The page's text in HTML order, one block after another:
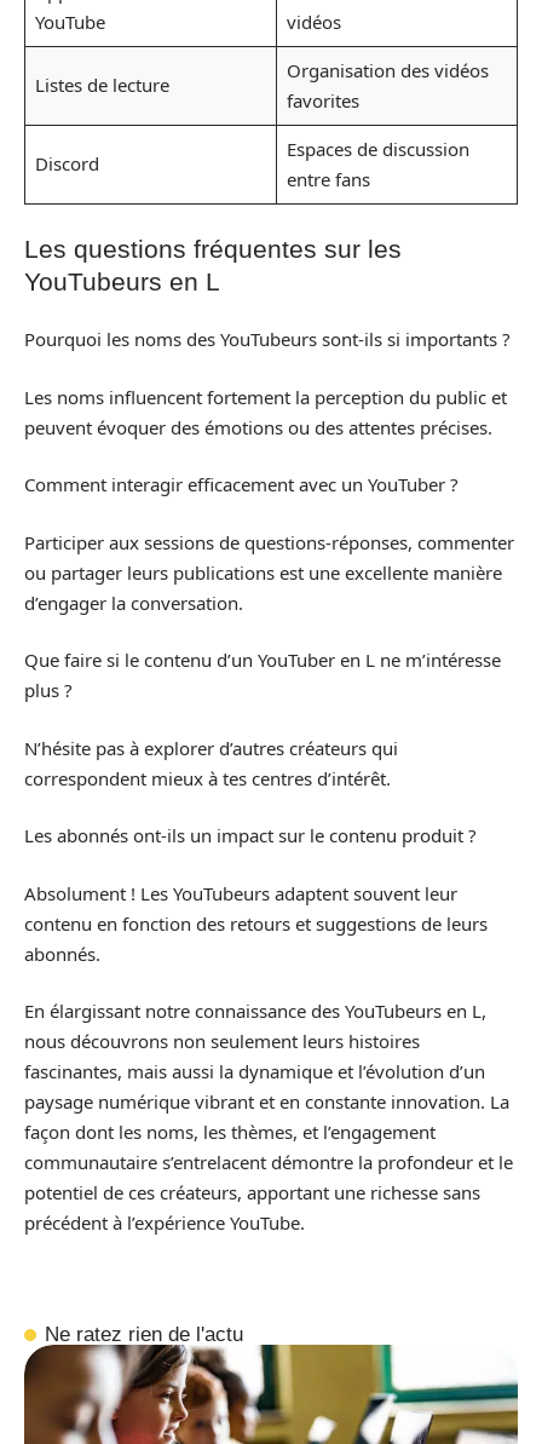
YouTube
vidéos
Listes de lecture
Organisation des vidéos
favorites
Discord
Espaces de discussion
entre fans
Les questions fréquentes sur les
YouTubeurs en L
Pourquoi les noms des YouTubeurs sont-ils si importants ?
Les noms influencent fortement la perception du public et
peuvent évoquer des émotions ou des attentes précises.
Comment interagir efficacement avec un YouTuber ?
Participer aux sessions de questions-réponses, commenter
ou partager leurs publications est une excellente manière
d’engager la conversation.
Que faire si le contenu d’un YouTuber en L ne m’intéresse
plus ?
N’hésite pas à explorer d’autres créateurs qui
correspondent mieux à tes centres d’intérêt.
Les abonnés ont-ils un impact sur le contenu produit ?
Absolument ! Les YouTubeurs adaptent souvent leur
contenu en fonction des retours et suggestions de leurs
abonnés.
En élargissant notre connaissance des YouTubeurs en L,
nous découvrons non seulement leurs histoires
fascinantes, mais aussi la dynamique et l’évolution d’un
paysage numérique vibrant et en constante innovation. La
façon dont les noms, les thèmes, et l’engagement
communautaire s’entrelacent démontre la profondeur et le
potentiel de ces créateurs, apportant une richesse sans
précédent à l’expérience YouTube.
Ne ratez rien de l'actu